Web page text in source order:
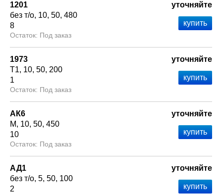
1201
без т/о 10 50 480
8
Под заказ
уточняйте
1973
Т1 10 50 200
1
Под заказ
уточняйте
АК6
М
10 50 450
10
Под заказ
уточняйте
АД1
без т/о 5 50 100
2
уточняйте